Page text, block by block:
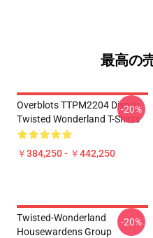
最高の
Overblots TTPM2204 Disney
Twisted Wonderland T-Shirts
￥384,250 - ￥442,250
-20%
Twisted-Wonderland
Housewardens Group
-20%